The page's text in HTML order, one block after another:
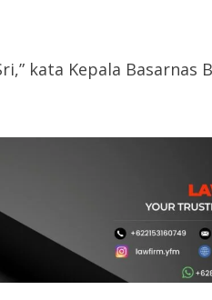
kata Kepala Basarnas